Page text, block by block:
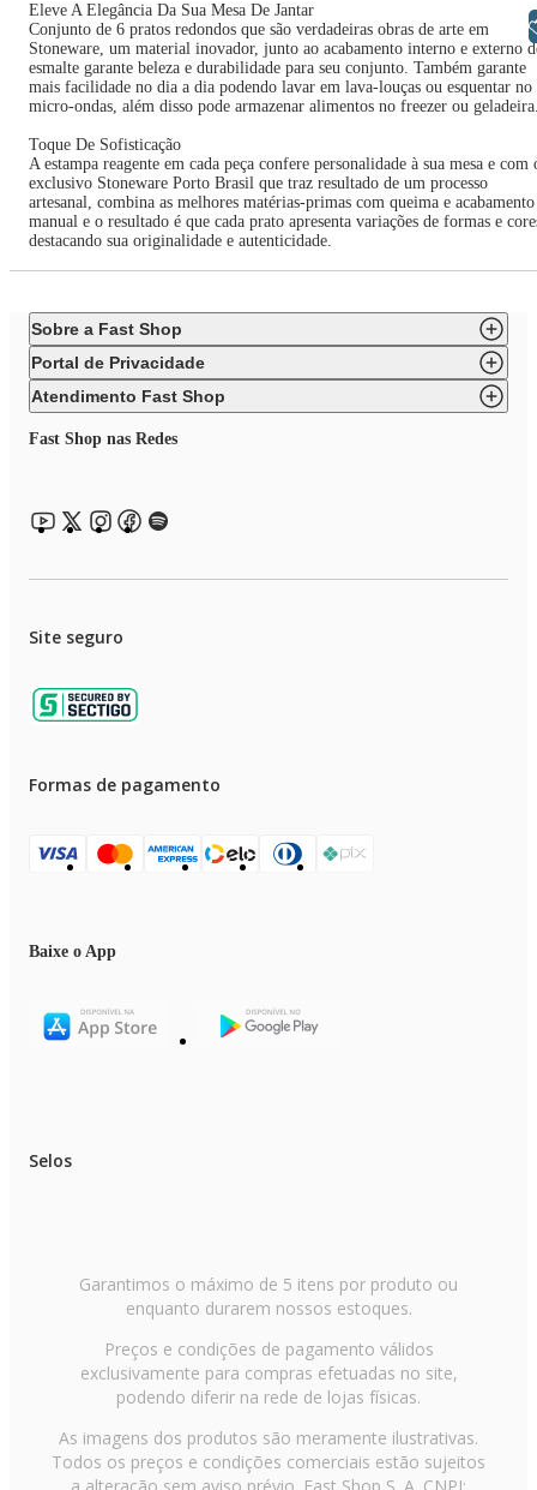
Eleve A Elegância Da Sua Mesa De Jantar
Conjunto de 6 pratos redondos que são verdadeiras obras de arte em
Stoneware, um material inovador, junto ao acabamento interno e externo
esmalte garante beleza e durabilidade para seu conjunto. Também garante
mais facilidade no dia a dia podendo lavar em lava-louças ou esquentar no
micro-ondas, além disso pode armazenar alimentos no freezer ou
Toque De Sofisticação
A estampa reagente em cada peça confere personalidade à sua mesa e com
exclusivo Stoneware Porto Brasil que traz resultado de um processo
artesanal, combina as melhores matérias-primas com queima e acabamento
manual e o resultado é que cada prato apresenta variações de formas e
destacando sua originalidade e autenticidade.
Sobre a Fast Shop
Portal de Privacidade
Atendimento Fast Shop
Fast Shop nas Redes
Site seguro
Formas de pagamento
Baixe o App
Selos
Garantimos o máximo de 5 itens por produto ou
enquanto durarem nossos estoques.
Preços e condições de pagamento válidos
exclusivamente para compras efetuadas no site,
podendo diferir na rede de lojas físicas.
As imagens dos produtos são meramente ilustrativas.
Todos os preços e condições comerciais estão sujeitos
Libras